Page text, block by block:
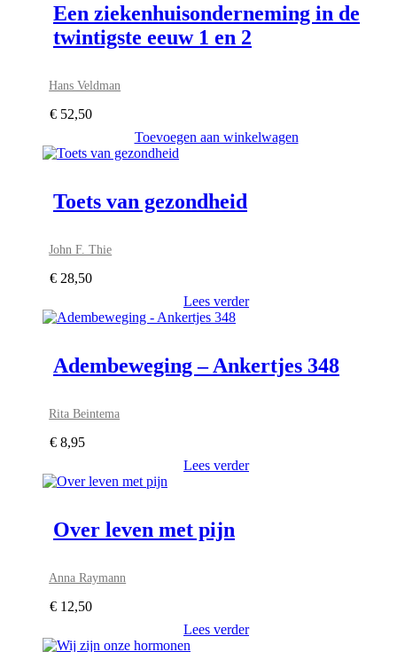
Een ziekenhuisonderneming in de
twintigste eeuw 1 en 2
Hans Veldman
€ 52,50
Toevoegen aan winkelwagen
Toets van gezondheid
John F. Thie
€ 28,50
Lees verder
Adembeweging – Ankertjes 348
Rita Beintema
€ 8,95
Lees verder
Over leven met pijn
Anna Raymann
€ 12,50
Lees verder